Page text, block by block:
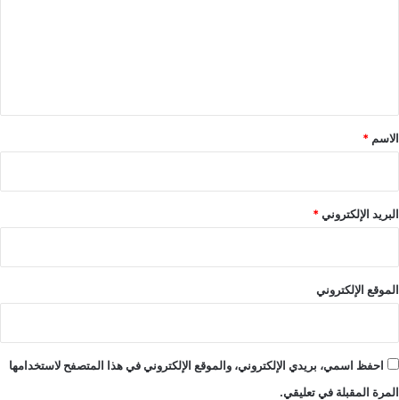
*
الاسم *
البريد الإلكتروني*
الموقع الإلكتروني
احفظ اسمي، بريدي الإلكتروني، والموقع الإلكتروني في هذا المتصفح لاستخدامها
المرة المقبلة في تعليقي.